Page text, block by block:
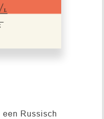
Russisch